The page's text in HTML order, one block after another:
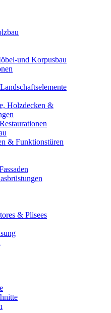
und Korpusbau
Holzdecken &
& Funktionstüren
& Plisees